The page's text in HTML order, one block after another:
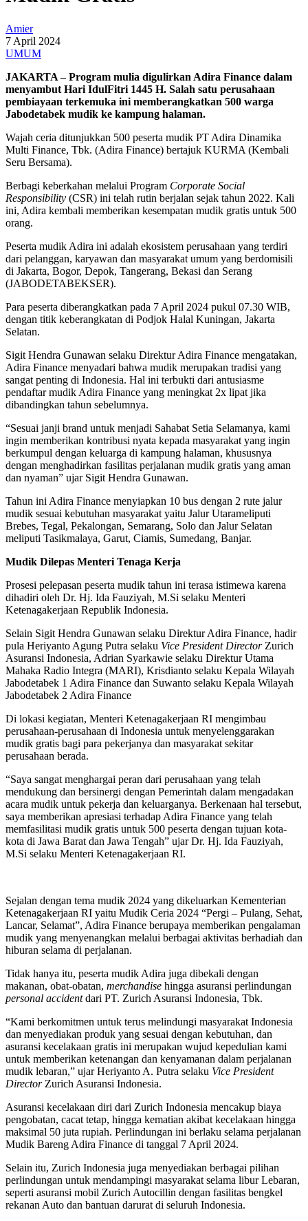
Amier
7 April 2024
UMUM
JAKARTA – Program mulia digulirkan Adira Finance dalam
menyambut Hari IdulFitri 1445 H. Salah satu perusahaan
pembiayaan terkemuka ini memberangkatkan 500 warga
Jabodetabek mudik ke kampung halaman.
Wajah ceria ditunjukkan 500 peserta mudik PT Adira Dinamika
Multi Finance, Tbk. (Adira Finance) bertajuk KURMA (Kembali
Seru Bersama).
Berbagi keberkahan melalui Program Corporate Social
Responsibility (CSR) ini telah rutin berjalan sejak tahun 2022. Kali
ini, Adira kembali memberikan kesempatan mudik gratis untuk 500
orang.
Peserta mudik Adira ini adalah ekosistem perusahaan yang terdiri
dari pelanggan, karyawan dan masyarakat umum yang berdomisili
di Jakarta, Bogor, Depok, Tangerang, Bekasi dan Serang
(JABODETABEKSER).
Para peserta diberangkatkan pada 7 April 2024 pukul 07.30 WIB,
dengan titik keberangkatan di Podjok Halal Kuningan, Jakarta
Selatan.
Sigit Hendra Gunawan selaku Direktur Adira Finance mengatakan,
Adira Finance menyadari bahwa mudik merupakan tradisi yang
sangat penting di Indonesia. Hal ini terbukti dari antusiasme
pendaftar mudik Adira Finance yang meningkat 2x lipat jika
dibandingkan tahun sebelumnya.
“Sesuai janji brand untuk menjadi Sahabat Setia Selamanya, kami
ingin memberikan kontribusi nyata kepada masyarakat yang ingin
berkumpul dengan keluarga di kampung halaman, khususnya
dengan menghadirkan fasilitas perjalanan mudik gratis yang aman
dan nyaman” ujar Sigit Hendra Gunawan.
Tahun ini Adira Finance menyiapkan 10 bus dengan 2 rute jalur
mudik sesuai kebutuhan masyarakat yaitu Jalur Utarameliputi
Brebes, Tegal, Pekalongan, Semarang, Solo dan Jalur Selatan
meliputi Tasikmalaya, Garut, Ciamis, Sumedang, Banjar.
Mudik Dilepas Menteri Tenaga Kerja
Prosesi pelepasan peserta mudik tahun ini terasa istimewa karena
dihadiri oleh Dr. Hj. Ida Fauziyah, M.Si selaku Menteri
Ketenagakerjaan Republik Indonesia.
Selain Sigit Hendra Gunawan selaku Direktur Adira Finance, hadir
pula Heriyanto Agung Putra selaku Vice President Director Zurich
Asuransi Indonesia, Adrian Syarkawie selaku Direktur Utama
Mahaka Radio Integra (MARI), Krisdianto selaku Kepala Wilayah
Jabodetabek 1 Adira Finance dan Suwanto selaku Kepala Wilayah
Jabodetabek 2 Adira Finance
Di lokasi kegiatan, Menteri Ketenagakerjaan RI mengimbau
perusahaan-perusahaan di Indonesia untuk menyelenggarakan
mudik gratis bagi para pekerjanya dan masyarakat sekitar
perusahaan berada.
“Saya sangat menghargai peran dari perusahaan yang telah
mendukung dan bersinergi dengan Pemerintah dalam mengadakan
acara mudik untuk pekerja dan keluarganya. Berkenaan hal tersebut,
saya memberikan apresiasi terhadap Adira Finance yang telah
memfasilitasi mudik gratis untuk 500 peserta dengan tujuan kota-
kota di Jawa Barat dan Jawa Tengah” ujar Dr. Hj. Ida Fauziyah,
M.Si selaku Menteri Ketenagakerjaan RI.
Sejalan dengan tema mudik 2024 yang dikeluarkan Kementerian
Ketenagakerjaan RI yaitu Mudik Ceria 2024 “Pergi – Pulang, Sehat,
Lancar, Selamat”, Adira Finance berupaya memberikan pengalaman
mudik yang menyenangkan melalui berbagai aktivitas berhadiah dan
hiburan selama di perjalanan.
Tidak hanya itu, peserta mudik Adira juga dibekali dengan
makanan, obat-obatan, merchandise hingga asuransi perlindungan
personal accidentdari PT. Zurich Asuransi Indonesia, Tbk.
“Kami berkomitmen untuk terus melindungi masyarakat Indonesia
dan menyediakan produk yang sesuai dengan kebutuhan, dan
asuransi kecelakaan gratis ini merupakan wujud kepedulian kami
untuk memberikan ketenangan dan kenyamanan dalam perjalanan
mudik lebaran,” ujar Heriyanto A. Putra selaku Vice President
Director Zurich Asuransi Indonesia.
Asuransi kecelakaan diri dari Zurich Indonesia mencakup biaya
pengobatan, cacat tetap, hingga kematian akibat kecelakaan hingga
maksimal 50 juta rupiah. Perlindungan ini berlaku selama perjalanan
Mudik Bareng Adira Finance di tanggal 7 April 2024.
Selain itu, Zurich Indonesia juga menyediakan berbagai pilihan
perlindungan untuk mendampingi masyarakat selama libur Lebaran,
seperti asuransi mobil Zurich Autocillin dengan fasilitas bengkel
rekanan Auto dan bantuan darurat di seluruh Indonesia.